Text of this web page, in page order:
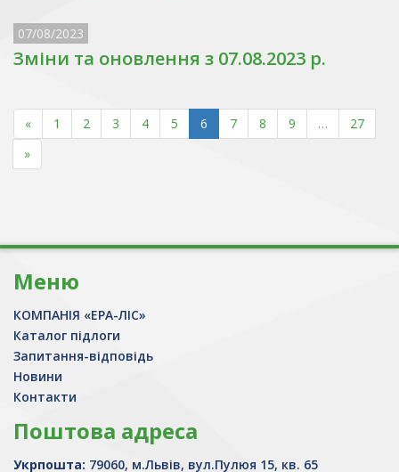
07/08/2023
Зміни та оновлення з 07.08.2023 р.
« 1 2 3 4 5 6 7 8 9 …
27
»
Меню
КОМПАНІЯ «ЕРА-ЛІС»
Каталог підлоги
Запитання-відповідь
Новини
Контакти
Поштова адреса
Укрпошта: 79060, м.Львів, вул.Пулюя 15, кв. 65